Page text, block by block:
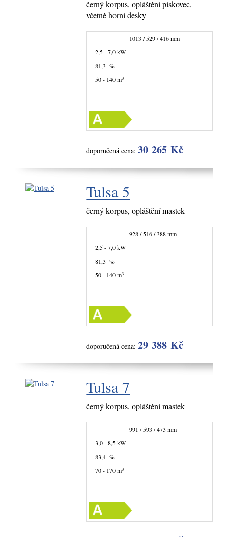
černý korpus, opláštění pískovec,
včetně horní desky
1013 / 529 / 416 mm
2,5 - 7,0 kW
81,3 %
50 - 140 m3
doporučená cena:30 265 Kč
Tulsa 5
černý korpus, opláštění mastek
928 / 516 / 388 mm
2,5 - 7,0 kW
81,3 %
50 - 140 m3
doporučená cena:29 388 Kč
Tulsa 7
černý korpus, opláštění mastek
991 / 593 / 473 mm
3,0 - 8,5 kW
83,4 %
70 - 170 m3